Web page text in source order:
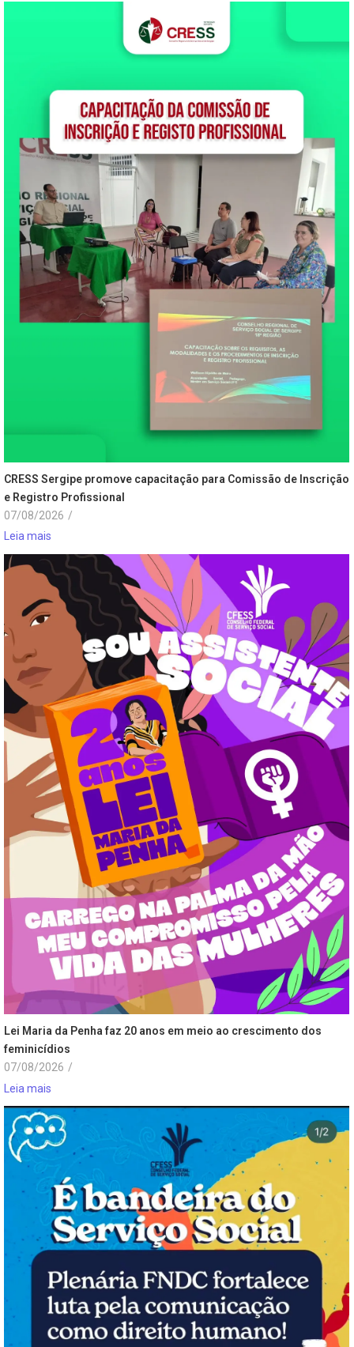
CRESS Sergipe promove capacitação para Comissão de Inscrição
e Registro Profissional
07/08/2026 /
Leia mais
Lei Maria da Penha faz 20 anos em meio ao crescimento dos
feminicídios
07/08/2026 /
Leia mais